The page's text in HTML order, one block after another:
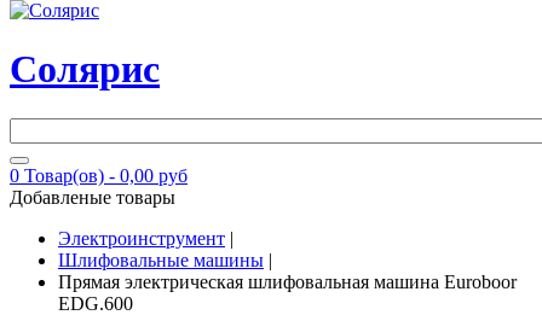
Солярис
0 Товар(ов) - 0,00 руб
Добавленые товары
Электроинструмент |
Шлифовальные машины |
Прямая электрическая шлифовальная машина Euroboor
EDG.600